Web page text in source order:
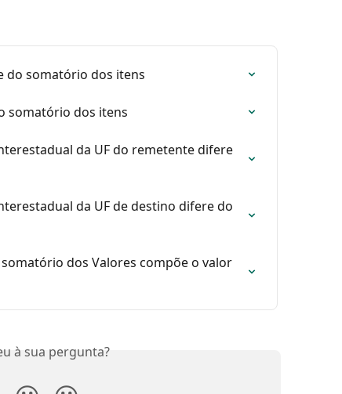
do somatório dos itens
somatório dos itens
da UF do remetente difere
da UF de destino difere do
dos Valores compõe o valor
à sua pergunta?